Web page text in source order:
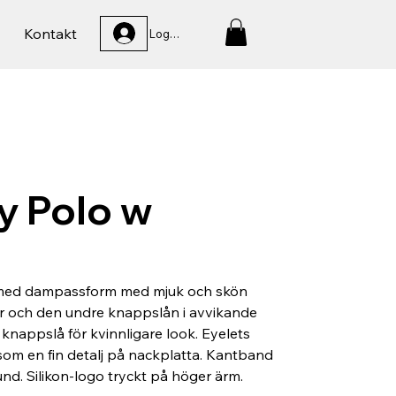
Kontakt Logga In
Polo w
dampassform med mjuk och skön
och den undre knappslån i avvikande
för kvinnligare look. Eyelets
en fin detalj på nackplatta. Kantband
Silikon-logo tryckt på höger ärm.